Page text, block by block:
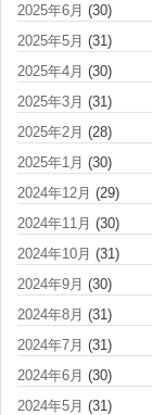
2025年6月 (30)
2025年5月 (31)
2025年4月 (30)
2025年3月 (31)
2025年2月 (28)
2025年1月 (30)
2024年12月 (29)
2024年11月 (30)
2024年10月 (31)
2024年9月 (30)
2024年8月 (31)
2024年7月 (31)
2024年6月 (30)
2024年5月 (31)